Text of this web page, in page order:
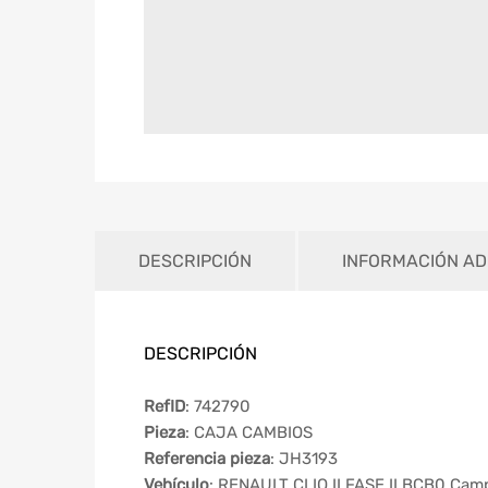
DESCRIPCIÓN INFORMACIÓN
DESCRIPCIÓN
RefID: 742790
Pieza: CAJA CAMBIOS
Referencia pieza: JH3193